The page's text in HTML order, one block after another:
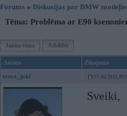
Forums » Diskusijas par BMW
Tēma: Problēma ar E90
Jauna tēma Atbildēt
Autors Ziņojums
toma_joki 27. Jul 2015,
Sveiki,